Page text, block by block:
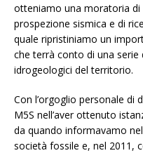
otteniamo una moratoria di
prospezione sismica e di
quale ripristiniamo un
che terrà conto di una
idrogeologici del territorio.
Con l’orgoglio personale di
M5S nell’aver ottenuto
da quando informavamo
società fossile e, nel 2011,